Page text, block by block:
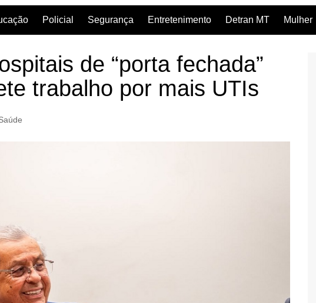
Policial Segurança Entretenimento Detran MT Mulher
de “porta fechada”
trabalho por mais UTIs